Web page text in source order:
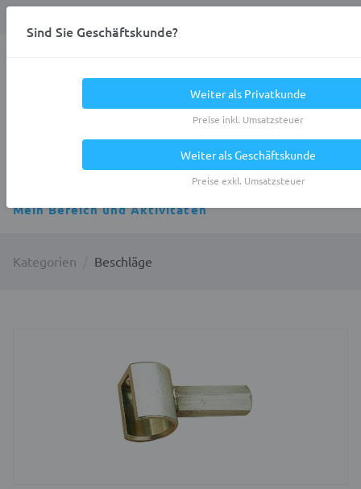
Mein Bereich und Aktivitäten
Kategorien Beschläge
Sind Sie Geschäftskunde?
Weiter als Privatkunde
Preise inkl. Umsatzsteuer
Weiter als Geschäftskunde
Preise exkl. Umsatzsteuer